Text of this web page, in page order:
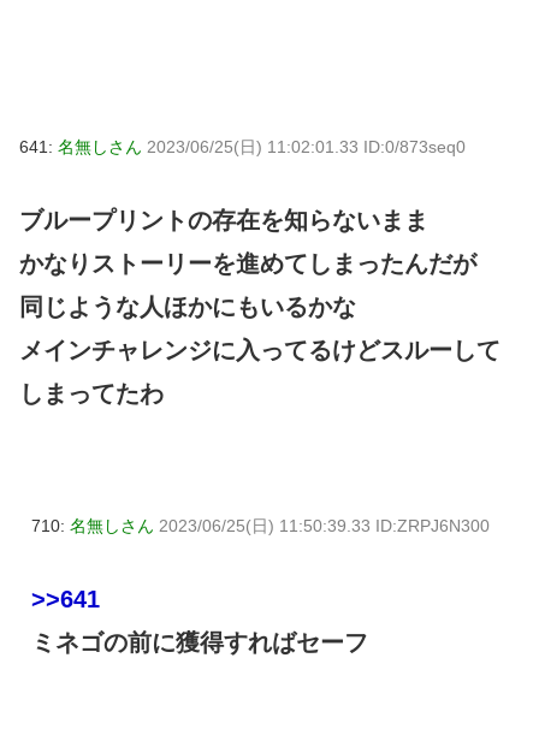
641: 名無しさん 2023/06/25(日) 11:02:01.33 ID:0/873seq0
ブループリントの存在を知らないまま
かなりストーリーを進めてしまったんだが
同じような人ほかにもいるかな
メインチャレンジに入ってるけどスルーして
しまってたわ
710: 名無しさん 2023/06/25(日) 11:50:39.33 ID:ZRPJ6N300
>>641
ミネゴの前に獲得すればセーフ